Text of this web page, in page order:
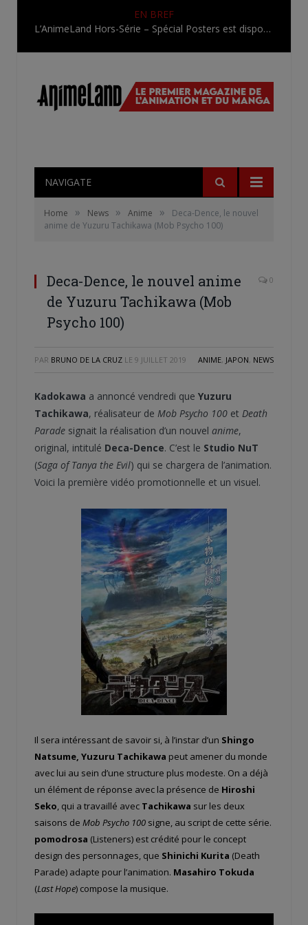
EN BREF
L’AnimeLand Hors-Série – Spécial Posters est disponible !
NAVIGATE
Home » News » Anime »
Deca-Dence, le nouvel
anime de Yuzuru Tachikawa (Mob Psycho 100)
Deca-Dence, le nouvel anime
de Yuzuru Tachikawa (Mob
Psycho 100)
0
PAR BRUNO DE LA CRUZ LE 9 JUILLET 2019 ANIME, JAPON, NEWS
Kadokawa a annoncé vendredi que Yuzuru
Tachikawa, réalisateur de Mob Psycho 100 et Death
Parade signait la réalisation d’un nouvel anime,
original, intitulé Deca-Dence. C’est le Studio NuT
(Saga of Tanya the Evil) qui se chargera de l’animation.
Voici la première vidéo promotionnelle et un visuel.
Il sera intéressant de savoir si, à l’instar d’un Shingo
Natsume, Yuzuru Tachikawa peut amener du monde
avec lui au sein d’une structure plus modeste. On a déjà
un élément de réponse avec la présence de Hiroshi
Seko, qui a travaillé avec Tachikawa sur les deux
saisons de Mob Psycho 100 signe, au script de cette série.
pomodrosa (Listeners) est crédité pour le concept
design des personnages, que Shinichi Kurita (Death
Parade) adapte pour l’animation. Masahiro Tokuda
(Last Hope) compose la musique.